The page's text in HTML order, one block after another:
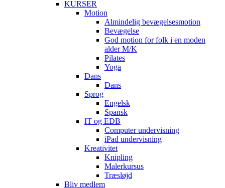
KURSER
Motion
Almindelig bevægelsesmotion
Bevægelse
God motion for folk i en moden
alder M/K
Pilates
Yoga
Dans
Dans
Sprog
Engelsk
Spansk
IT og EDB
Computer undervisning
iPad undervisning
Kreativitet
Knipling
Malerkursus
Træsløjd
Bliv medlem